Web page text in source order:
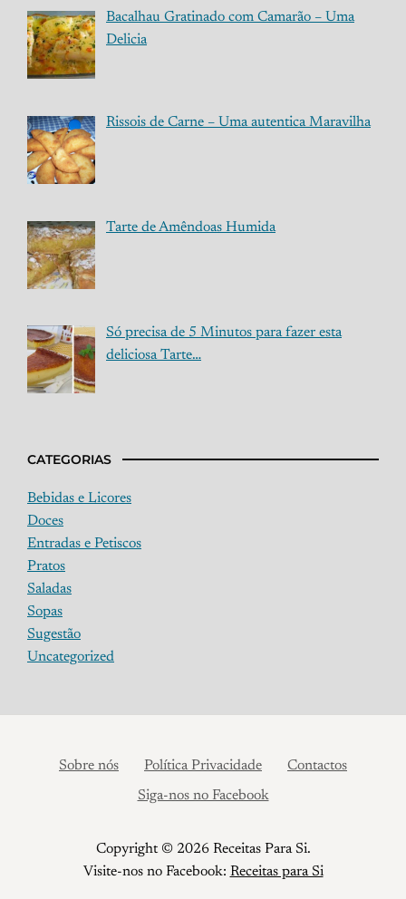
Bacalhau Gratinado com Camarão – Uma
Delicia
Rissois de Carne – Uma autentica Maravilha
Tarte de Amêndoas Humida
Só precisa de 5 Minutos para fazer esta
deliciosa Tarte…
CATEGORIAS
Bebidas e Licores
Doces
Entradas e Petiscos
Pratos
Saladas
Sopas
Sugestão
Uncategorized
Copyright © 2026 Receitas Para Si.
Visite-nos no Facebook: Receitas para Si
Sobre nós Política Privacidade Contactos
Siga-nos no Facebook